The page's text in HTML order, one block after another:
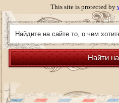
Найти
This site is protected by